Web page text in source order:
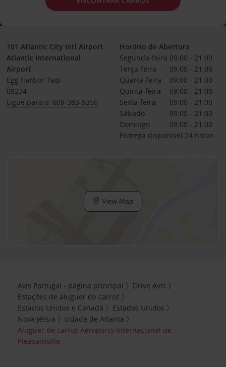
101 Atlantic City Intl Airport
Atlantic International
Airport
Egg Harbor Twp
08234
Ligue para o: 609-383-9356
Horário de Abertura
Segunda-feira 09:00 - 21:00
Terça-feira
09:00 - 21:00
Quarta-feira
09:00 - 21:00
Quinta-feira
09:00 - 21:00
Sexta-feira
09:00 - 21:00
Sábado
09:00 - 21:00
Domingo
09:00 - 21:00
Entrega disponível 24 horas
View Map
Avis Portugal - página principal
Drive Avis
Estações de aluguer de carros
Estados Unidos e Canadá
Estados Unidos
Nova Jérsia
cidade de Atlanta
Aluguer de carros Aeroporto Internacional de
Pleasantville